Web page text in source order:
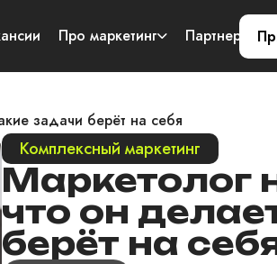
Про маркетинг Партнерам
задачи берёт на себя
Комплексный маркетинг
Маркетолог
что он
берёт на